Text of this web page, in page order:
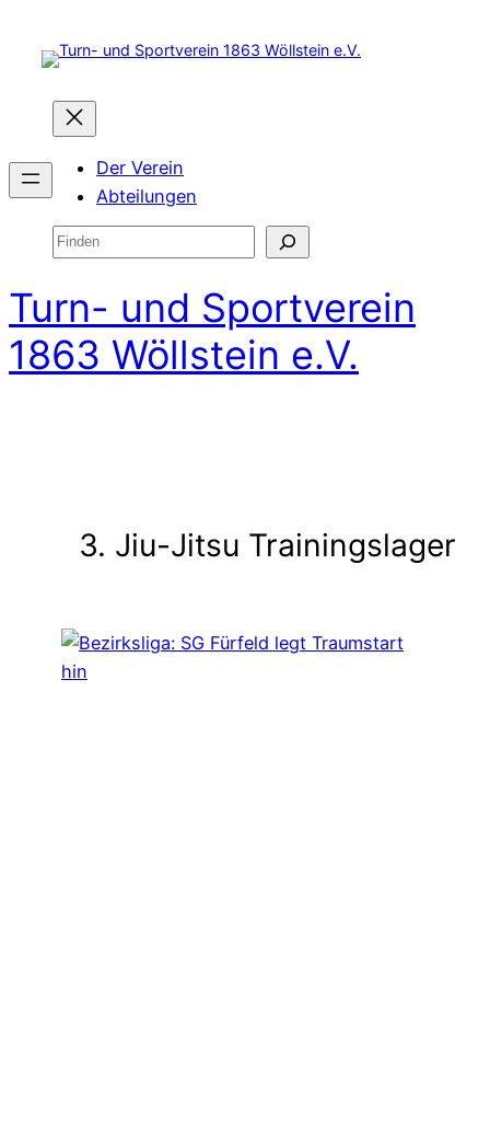
Inhalt
Der Verein
Abteilungen
Suchen
Turn- und Sportverein
1863 Wöllstein e.V.
3. Jiu-Jitsu Trainingslager